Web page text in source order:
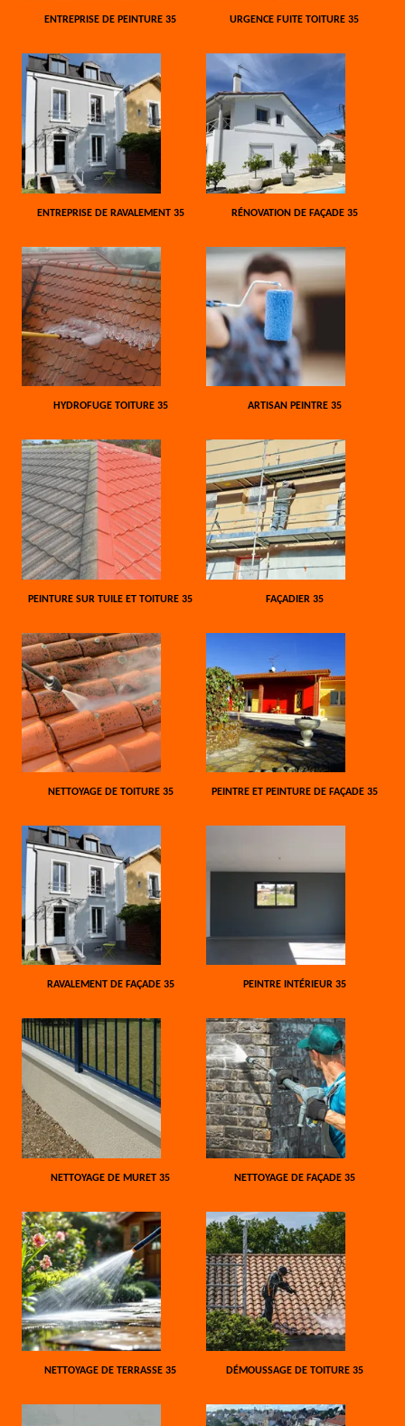
ENTREPRISE DE PEINTURE 35 URGENCE FUITE TOITURE 35
ENTREPRISE DE RAVALEMENT 35 RÉNOVATION DE FAÇADE 35
HYDROFUGE TOITURE 35 ARTISAN PEINTRE 35
PEINTURE SUR TUILE ET TOITURE 35 FAÇADIER 35
NETTOYAGE DE TOITURE 35 PEINTRE ET PEINTURE DE FAÇADE 35
RAVALEMENT DE FAÇADE 35 PEINTRE INTÉRIEUR 35
NETTOYAGE DE MURET 35 NETTOYAGE DE FAÇADE 35
NETTOYAGE DE TERRASSE 35 DÉMOUSSAGE DE TOITURE 35